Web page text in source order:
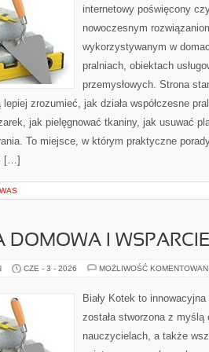
internetowy poświęcony
nowoczesnym
wykorzystywanym w
pralniach, obiektach
przemysłowych. Strona
zrozumieć, jak działa współczesne
jak pielęgnować tkaniny, jak usuwać
To miejsce, w którym praktyczne
[…]
DOMOWA I
CZE - 3 - 2026 MOŻLIWOŚĆ
Biały Kotek to
została stworzona z myślą
nauczycielach, a także